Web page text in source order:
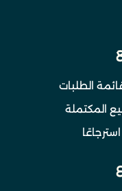
الطلبات
المكتملة